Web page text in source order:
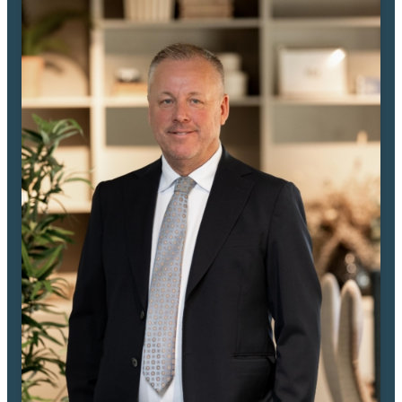
Rosendal växer i snabb takt och har under kort tid blivit ett absolut
favoritområde för många Uppsalabor. Förmodligen är det närheten till
stan i kombination med det naturnära läget som gör området så
populärt. Ett område som andas massor av optimism, näringsidkare i
området vittnar om att de sällan eller aldrig stött på så många
positiva och fysiskt aktiva kunder som de nu gör i Rosendal.
Området sticker ut i mängden även vad gäller närheten till service. I
Södra Rosendal finner du ICA, 2 st. olika gym, tennisbanor (inne +
grus), padel såväl inomhus som utomhus, basketplan, bordtennis,
frisbeebana, beachvolley, bank, apotek, dansstudio, cykelverkstad,
grönsakshandel, frisörsalong, flertalet pizzerior, solarium, medicinsk
fotvård, kiropraktor, skönhetssalong, Blomsterlandet, vårdcentral
samt nu även Systembolaget.
Norra Rosendal erbjuder bl.a. yogastudio, flertalet restauranger och
pizzerior samt stadens kanske främsta sushi. Stor vårdcentral i
Familjeläkarna, Hemköp, anrika bageriet Leijon, delikatessbutik,
vinbar i Kvarteret Rosendal, cykelbutik, frisörsalonger,
skönhetssalong, blombutiken Pion, cafe Himlen är blå som en apelsin,
foodtrucks med mycket mera, en kontinental känsla infinner sig i